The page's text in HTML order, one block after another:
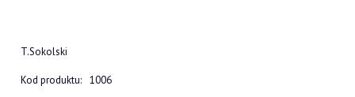
T.Sokolski
Kod produktu: 1006